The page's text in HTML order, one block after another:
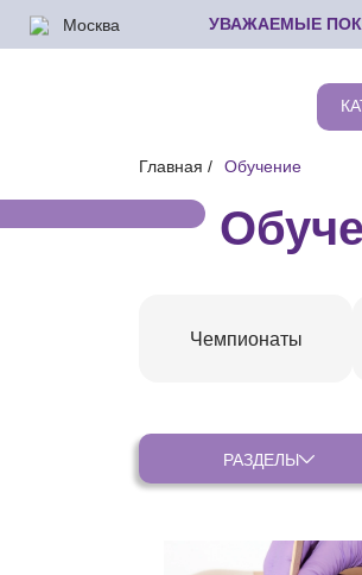
УВАЖАЕМЫЕ
Москва
Главная Обучение
Чемпионаты
РАЗДЕЛЫ